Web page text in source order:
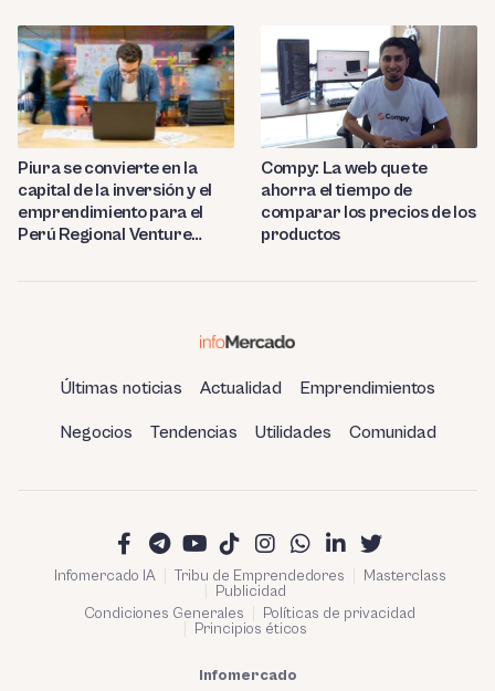
Piura se convierte en la
capital de la inversión y el
emprendimiento para el
Perú Regional Venture
Compy: La web que te
ahorra el tiempo de
comparar los precios de los
productos
Últimas noticias Actualidad Emprendimientos
Negocios Tendencias Utilidades Comunidad
Infomercado IA Tribu de Emprendedores
Masterclass
Publicidad
Condiciones Generales
Políticas de privacidad
Principios éticos
Infomercado